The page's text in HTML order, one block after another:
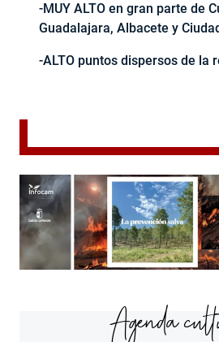
-MUY ALTO en gran parte de
Guadalajara, Albacete y
-ALTO puntos dispersos de la
Agenda